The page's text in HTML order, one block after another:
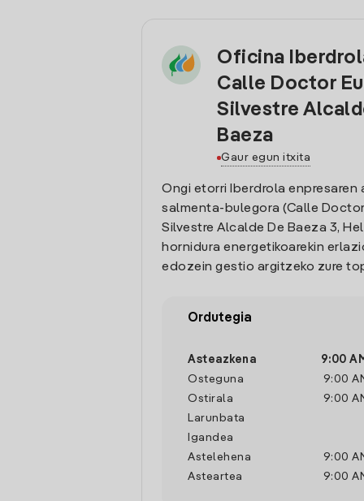
Oficina
Calle Doctor
Silvestre
Baeza
Gaur egun itxita
Ongi etorri Iberdrola enpresaren
salmenta-bulegora (Calle
Silvestre Alcalde De Baeza 3,
hornidura energetikoarekin
edozein gestio argitzeko zure
Ordutegia
Asteazkena 9:00
Osteguna
9:00
Ostirala
9:00
Larunbata
Igandea
Astelehena
9:00
Asteartea
9:00